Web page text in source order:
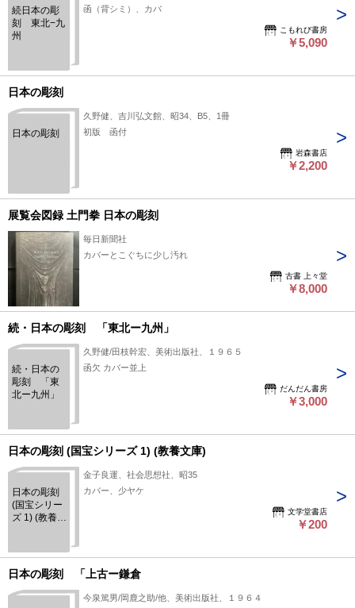
続日本の彫
刻 東北−九
州
函（背シミ）、カバ
こもれび書房
￥5,090
日本の彫刻
日本の彫刻
久野健、吉川弘文館、昭34、B5、1冊
初版 函付
岩森書店
￥2,200
展覧会図録 土門拳 日本の彫刻
毎日新聞社
カバーとこぐちに少し汚れ
古書 上々堂
￥8,000
続・日本の彫刻 「東北ー九州」
続・日本の
彫刻 「東
北ー九州」
久野健/田枝幹宏、美術出版社、１９６５
函欠 カバー並上
だんだん書房
￥3,000
日本の彫刻 (国宝シリーズ 1) (教養文庫)
日本の彫刻
(国宝シリー
ズ 1) (教養文
金子良運、社会思想社、昭35
カバー、少ヤケ
文学堂書店
￥200
日本の彫刻 「上古ー鎌倉
今泉篤男/岡鹿之助/他、美術出版社、１９６４